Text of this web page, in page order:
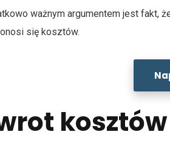
ważnym argumentem jest fakt,
się kosztów.